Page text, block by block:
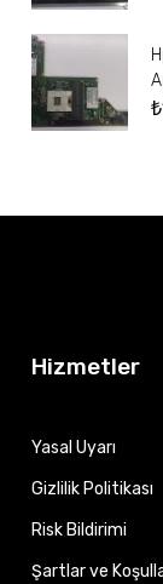
₺
Hizmetler
Yasal Uyarı
Gizlilik Politikası
Risk Bildirimi
Şartlar ve